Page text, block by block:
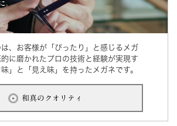
、お客様が「ぴったり」と感じるメガ
に磨かれたプロの技術と経験が実現す
」と「見え味」を持ったメガネです。
和真のクオリティ